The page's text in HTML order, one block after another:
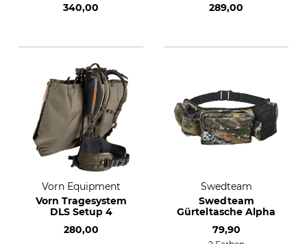
340,00
289,00
Vorn Equipment
Vorn Tragesystem
DLS Setup 4
280,00
Swedteam
Swedteam
Gürteltasche Alpha
79,90